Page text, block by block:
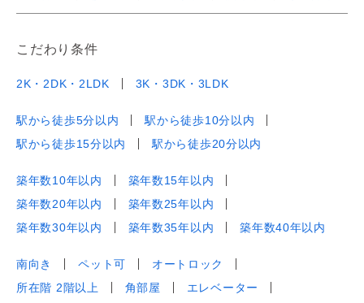
こだわり条件
2K・2DK・2LDK 3K・3DK・3LDK
駅から徒歩5分以内
駅から徒歩10分以内
駅から徒歩15分以内
駅から徒歩20分以内
築年数10年以内
築年数15年以内
築年数20年以内
築年数25年以内
築年数30年以内
築年数35年以内 築年数40年以内
南向き ペット可
オートロック
所在階 2階以上
角部屋
エレベーター